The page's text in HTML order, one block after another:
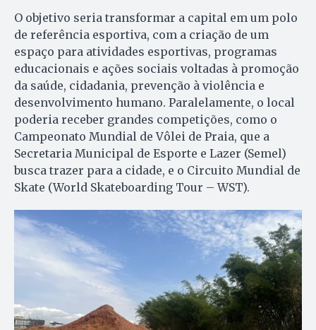
O objetivo seria transformar a capital em um polo
de referência esportiva, com a criação de um
espaço para atividades esportivas, programas
educacionais e ações sociais voltadas à promoção
da saúde, cidadania, prevenção à violência e
desenvolvimento humano. Paralelamente, o local
poderia receber grandes competições, como o
Campeonato Mundial de Vôlei de Praia, que a
Secretaria Municipal de Esporte e Lazer (Semel)
busca trazer para a cidade, e o Circuito Mundial de
Skate (World Skateboarding Tour – WST).